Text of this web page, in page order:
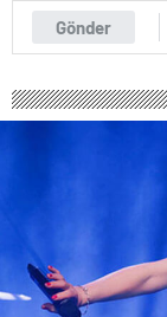
Gönder